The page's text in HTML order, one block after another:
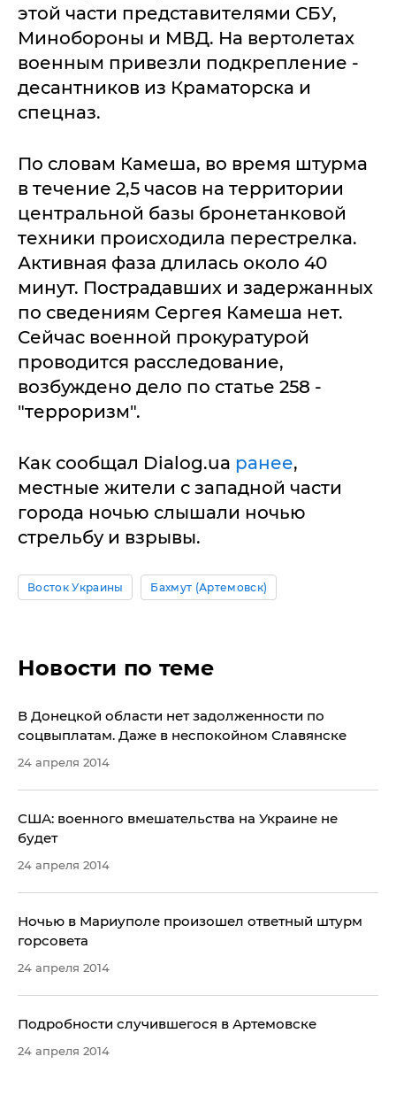
этой части представителями СБУ,
Минобороны и МВД. На вертолетах
военным привезли подкрепление -
десантников из Краматорска и
спецназ.
По словам Камеша, во время штурма
в течение 2,5 часов на территории
центральной базы бронетанковой
техники происходила перестрелка.
Активная фаза длилась около 40
минут. Пострадавших и задержанных
по сведениям Сергея Камеша нет.
Сейчас военной прокуратурой
проводится расследование,
возбуждено дело по статье 258 -
"терроризм".
Как сообщал Dialog.ua ранее,
местные жители с западной части
города ночью слышали ночью
стрельбу и взрывы.
Восток Украины Бахмут (Артемовск)
Новости по теме
​В Донецкой области нет задолженности по
соцвыплатам. Даже в неспокойном Славянске
24 апреля 2014
США: военного вмешательства на Украине не
будет
24 апреля 2014
Ночью в Мариуполе произошел ответный штурм
горсовета
24 апреля 2014
Подробности случившегося в Артемовске
24 апреля 2014